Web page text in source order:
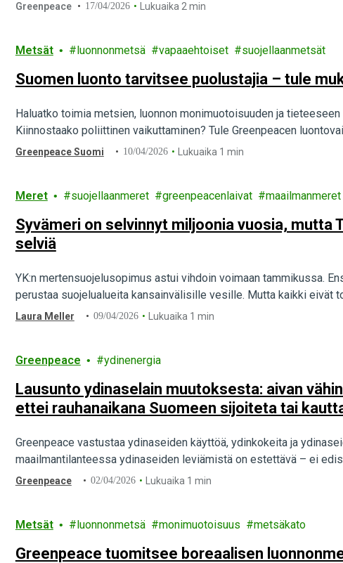
Greenpeace 17/04/2026 Lukuaika 2 min
Metsät luonnonmetsä vapaaehtoiset suojellaanmetsät
Suomen luonto tarvitsee puolustajia – tule
Haluatko toimia metsien, luonnon monimuotoisuuden ja
Kiinnostaako poliittinen vaikuttaminen? Tule Greenpeacen
Greenpeace Suomi 10/04/2026 Lukuaika 1 min
Meret suojellaanmeret greenpeacenlaivat maailmanmeret
Syvämeri on selvinnyt miljoonia vuosia, mutta
selviä
YK:n mertensuojelusopimus astui vihdoin voimaan tammikussa.
perustaa suojelualueita kansainvälisille vesille. Mutta kaikki eivät
Laura Meller 09/04/2026 Lukuaika 1 min
Greenpeace ydinenergia
Lausunto ydinaselain muutoksesta: aivan
ettei rauhanaikana Suomeen sijoiteta tai
Greenpeace vastustaa ydinaseiden käyttöä, ydinkokeita ja
maailmantilanteessa ydinaseiden leviämistä on estettävä – ei
Greenpeace 02/04/2026 Lukuaika 1 min
Metsät luonnonmetsä monimuotoisuus metsäkato
Greenpeace tuomitsee boreaalisen